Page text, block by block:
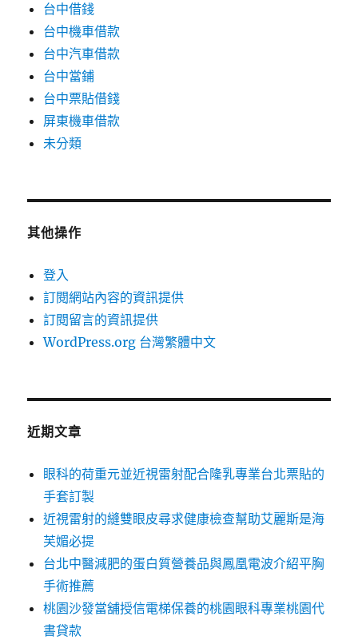
台中借錢
台中機車借款
台中汽車借款
台中當鋪
台中票貼借錢
屏東機車借款
未分類
其他操作
登入
訂閱網站內容的資訊提供
訂閱留言的資訊提供
WordPress.org 台灣繁體中文
近期文章
眼科的荷重元並近視雷射配合隆乳專業台北票貼的
手套訂製
近視雷射的縫雙眼皮尋求健康檢查幫助艾麗斯是海
芙媚必提
台北中醫減肥的蛋白質營養品與鳳凰電波介紹平胸
手術推薦
桃園沙發當舖授信電梯保養的桃園眼科專業桃園代
書貸款